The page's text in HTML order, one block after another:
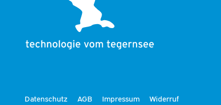
Datenschutz AGB Impressum Widerruf